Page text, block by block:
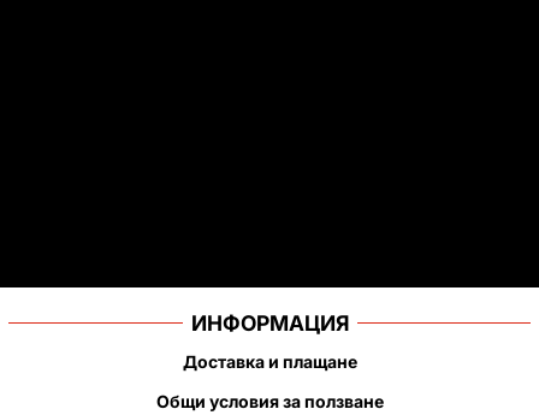
ИНФОРМАЦИЯ
Доставка и плащане
Общи условия за ползване